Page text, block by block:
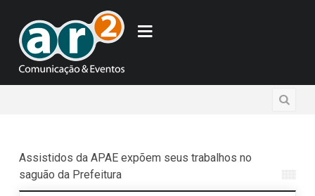
Assistidos da APAE expõem seus trabalhos no
saguão da Prefeitura